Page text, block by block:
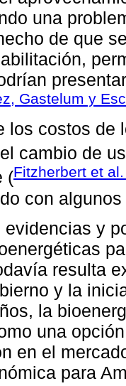
una
de que
Gastelum y
los costos de
cambio de
(Fitzherbert et
con
evidencias y
resulta
y la
la
una
en el
para